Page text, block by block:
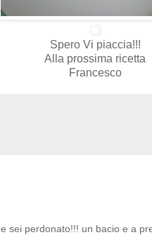
Spero Vi piaccia!!!
Alla prossima ricetta
Francesco
sei perdonato!!! un bacio e a